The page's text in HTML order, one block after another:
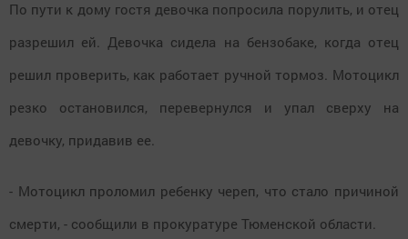
По пути к дому гостя девочка попросила порулить, и отец
разрешил ей. Девочка сидела на бензобаке, когда отец
решил проверить, как работает ручной тормоз. Мотоцикл
резко остановился, перевернулся и упал сверху на
девочку, придавив ее.
- Мотоцикл проломил ребенку череп, что стало причиной
смерти, - сообщили в прокуратуре Тюменской области.